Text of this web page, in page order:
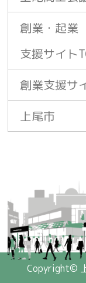
創業・起業
支援サイト
創業支援サ
上尾市
Copyright©